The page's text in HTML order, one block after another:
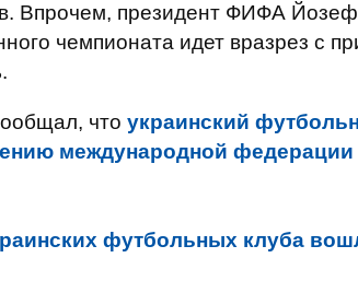
Впрочем, президент ФИФА Йозеф
чемпионата идет вразрез с
что украинский
международной
футбольных клуба